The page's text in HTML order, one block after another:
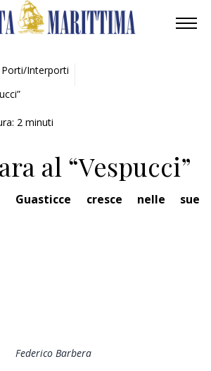
Porti/Interporti
2 minuti
al “Vespucci”
Guasticce cresce nelle sue
Federico Barbera